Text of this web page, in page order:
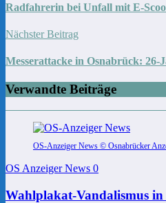
Radfahrerin bei Unfall mit E-
Nächster Beitrag
Messerattacke in Osnabrück:
Verwandte Beiträge
OS-Anzeiger News © Osnabrücker
OS Anzeiger News 0
Wahlplakat-Vandalismus